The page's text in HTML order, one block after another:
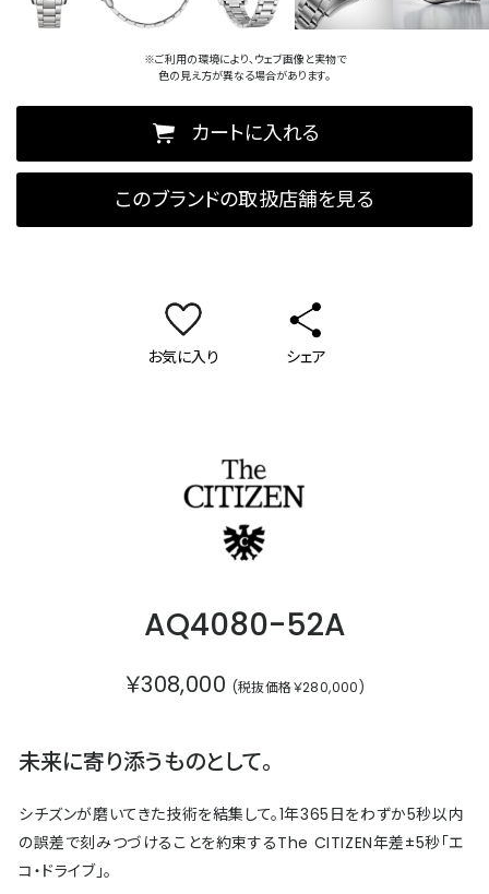
※ご利用の環境により、ウェブ画像と実物で
色の見え方が異なる場合があります。
カートに入れる
このブランドの取扱店舗を見る
お気に入り シェア
AQ4080-52A
￥308,000 (税抜価格￥280,000)
未来に寄り添うものとして。
シチズンが磨いてきた技術を結集して。1年365日をわずか5秒以内
の誤差で刻みつづけることを約束するThe CITIZEN年差±5秒「エ
コ・ドライブ」。